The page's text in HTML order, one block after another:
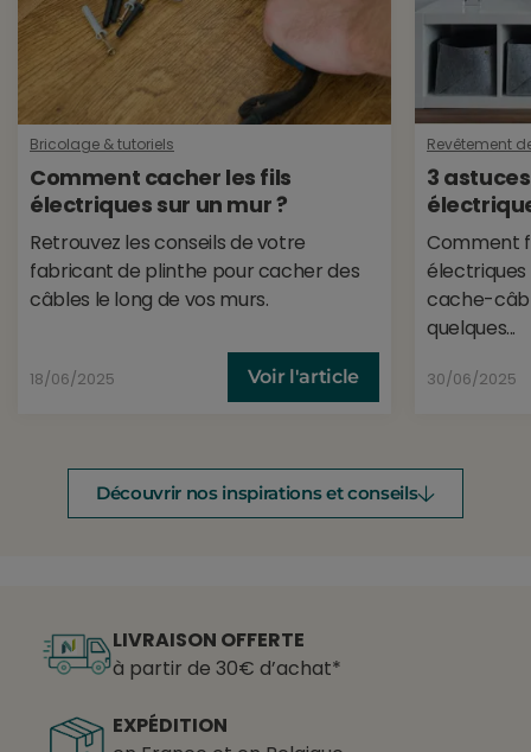
Bricolage & tutoriels
Comment cacher les fils
électriques sur un mur ?
Retrouvez les conseils de votre
fabricant de plinthe pour cacher des
câbles le long de vos murs.
18/06/2025 Voir l'article
Revêtement
3
Comment
électriques
cache-
quelques...
30/06/2025
Découvrir nos inspirations et conseils
LIVRAISON OFFERTE
à partir de 30€ d’achat*
EXPÉDITION